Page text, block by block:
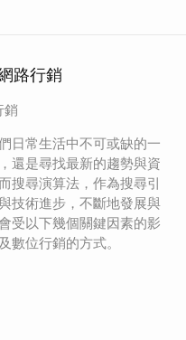
路行銷
銷
日常生活中不可或缺的一
還是尋找最新的趨勢與資
搜尋演算法，作為搜尋引
技術進步，不斷地發展與
受以下幾個關鍵因素的影
數位行銷的方式。